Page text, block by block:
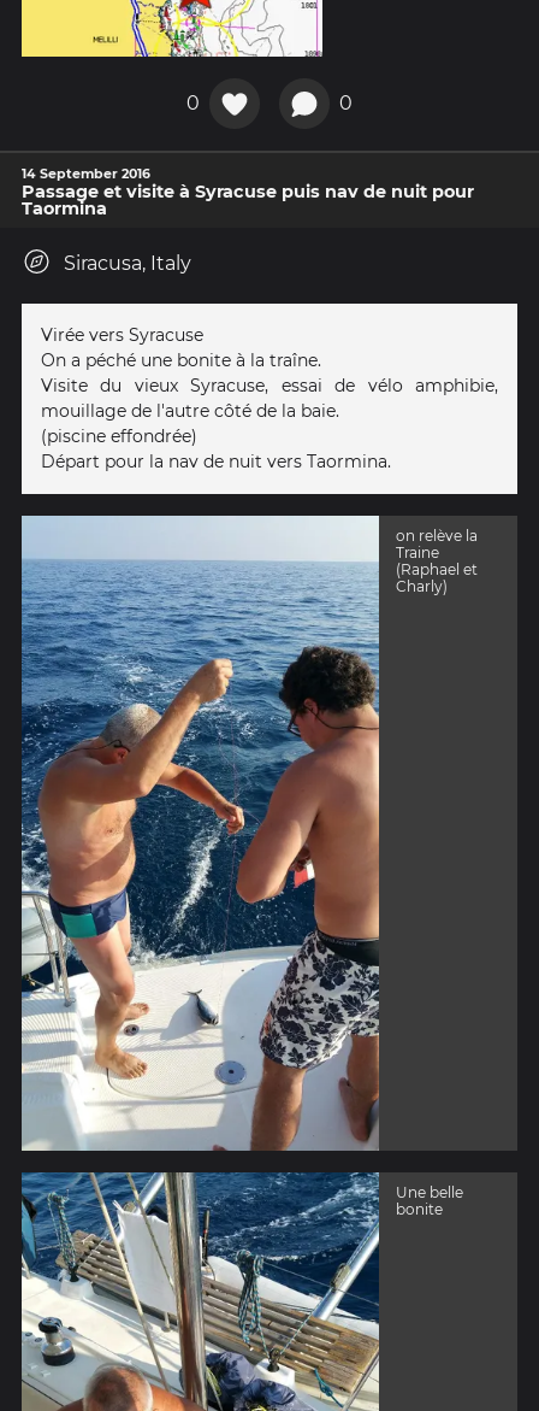
0 0
14 September 2016
Passage et visite à Syracuse puis nav de nuit pour
Taormina
Siracusa, Italy
Virée vers Syracuse
On a péché une bonite à la traîne.
Visite du vieux Syracuse, essai de vélo amphibie,
mouillage de l'autre côté de la baie.
(piscine effondrée)
Départ pour la nav de nuit vers Taormina.
on relève la
Traine
(Raphael et
Charly)
Une belle
bonite